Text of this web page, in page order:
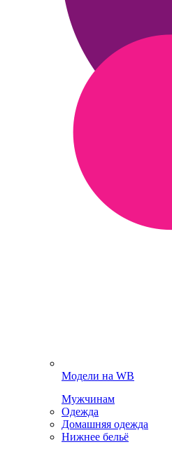
Модели на WB
Мужчинам
Одежда
Домашняя одежда
Нижнее бельё